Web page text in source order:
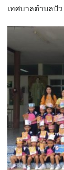
การเปิดเผยข้อ
assessment
ข้อกำหนดการใช้
ข้อมูลประชากร
ข้อมูลพื้นฐานขอ
ขั้นตอนการขอรั
งบแสดงฐานะก
เทศบาลตำบลปัว